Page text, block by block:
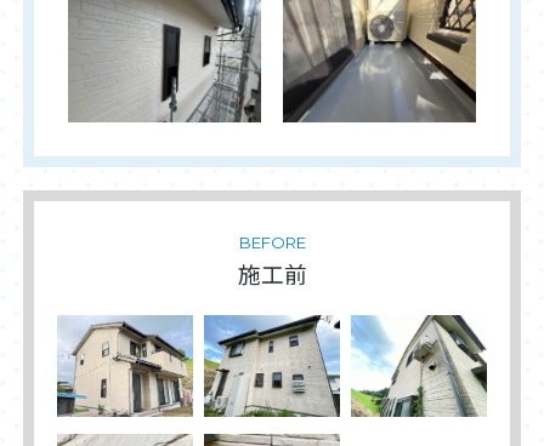
BEFORE
施工前